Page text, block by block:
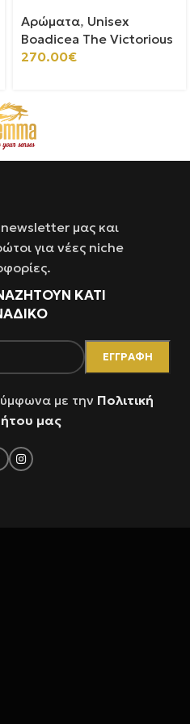
Αρώματα, Unisex
Boadicea The Victorious
270.00€
μας και
για νέες niche
ΚΑΤΙ
με την Πολιτική
μας